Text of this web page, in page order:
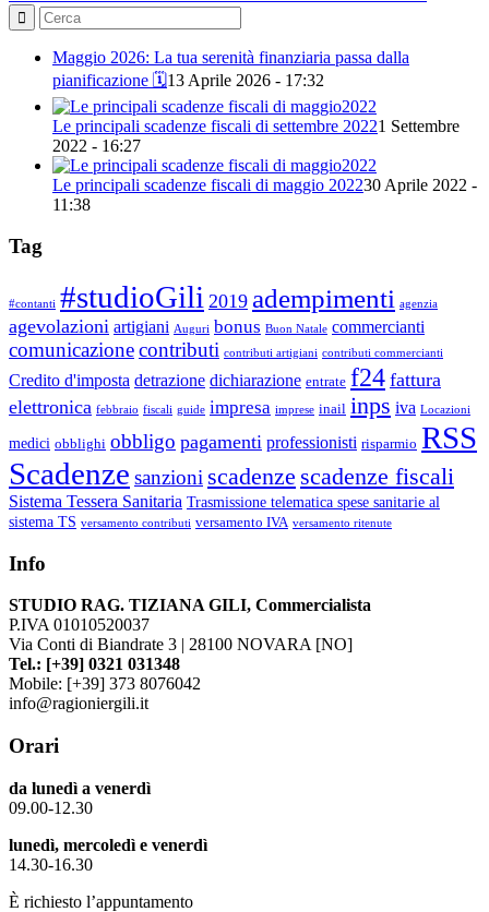
Maggio 2026: La tua serenità finanziaria passa dalla
pianificazione 🗓️13 Aprile 2026 - 17:32
Le principali scadenze fiscali di settembre 20221 Settembre
2022 - 16:27
Le principali scadenze fiscali di maggio 202230 Aprile 2022 -
11:38
Tag
#contanti #studioGili 2019 adempimenti agenzia
agevolazioni artigiani Auguri bonus Buon Natale commercianti
comunicazionecontributi contributi artigiani contributi commercianti
Credito d'imposta detrazione dichiarazione entrate f24 fattura
elettronica febbraio fiscali guide impresa imprese inail inps iva Locazioni
medici obblighi obbligo pagamenti professionisti risparmio RSS
Scadenze sanzioni scadenze scadenze fiscali
Sistema Tessera Sanitaria Trasmissione telematica spese sanitarie al
sistema TS versamento contributi versamento IVA versamento ritenute
Info
STUDIO RAG. TIZIANA GILI, Commercialista
P.IVA 01010520037
Via Conti di Biandrate 3 | 28100 NOVARA [NO]
Tel.: [+39] 0321 031348
Mobile: [+39] 373 8076042
info@ragioniergili.it
Orari
da lunedì a venerdì
09.00-12.30
lunedì, mercoledì e venerdì
14.30-16.30
È richiesto l’appuntamento